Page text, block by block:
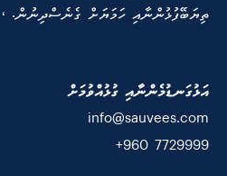
ތިޔަބޭފުޅުންނާއި ހަމަޔަށް ގެނެސްދިނުން. ،
އަޅުގަނޑުމެންނާއި ގުޅުއްވުމަށް
info@sauvees.com
7729999 960+